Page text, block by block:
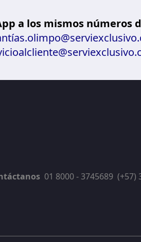
a los mismos números
01 8000 - 3745689 (+57)